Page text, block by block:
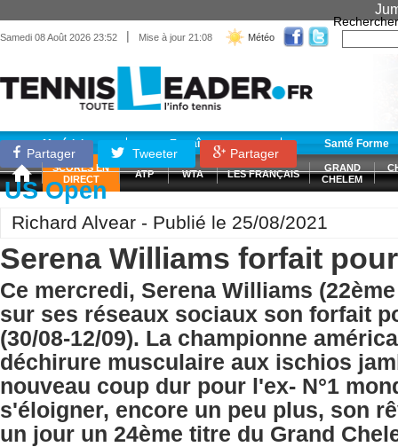
Samedi 08 Août 2026 23:52 | Mise à jour 21:08 Météo
Rechercher
Matériel Entraînement Santé Forme
SCORES EN
DIRECT
ATP WTA LES FRANÇAIS
GRAND
CHELEM
Partager Tweeter Partager
US Open
Richard Alvear - Publié le 25/08/2021
Serena Williams forfait
Ce mercredi, Serena Williams
sur ses réseaux sociaux son forfait
(30/08-12/09). La championne
déchirure musculaire aux ischios
nouveau coup dur pour l'ex- N°1
s'éloigner, encore un peu plus, son
un jour un 24ème titre du Grand